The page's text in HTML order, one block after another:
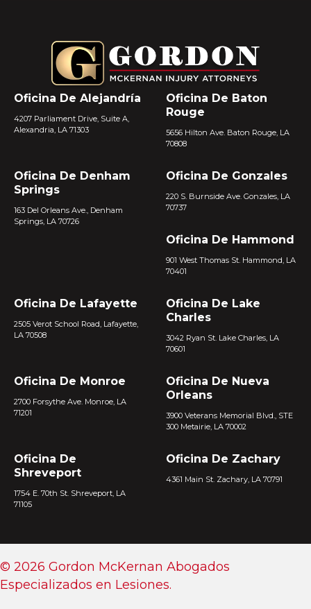
Oficina De Alejandría
4207 Parliament Drive, Suite A,
Alexandria, LA 71303
Oficina De Baton
Rouge
5656 Hilton Ave. Baton Rouge, LA
70808
Oficina De Denham
Springs
163 Del Orleans Ave., Denham
Springs, LA 70726
Oficina De Gonzales
220 S. Burnside Ave. Gonzales, LA
70737
Oficina De Hammond
901 West Thomas St. Hammond, LA
70401
Oficina De Lafayette
2505 Verot School Road, Lafayette,
LA 70508
Oficina De Lake
Charles
3042 Ryan St. Lake Charles, LA
70601
Oficina De Monroe
2700 Forsythe Ave. Monroe, LA
71201
Oficina De Nueva
Orleans
3900 Veterans Memorial Blvd., STE
300 Metairie, LA 70002
Oficina De
Shreveport
1754 E. 70th St. Shreveport, LA
71105
Oficina De Zachary
4361 Main St. Zachary, LA 70791
© 2026 Gordon McKernan Abogados
Especializados en Lesiones.